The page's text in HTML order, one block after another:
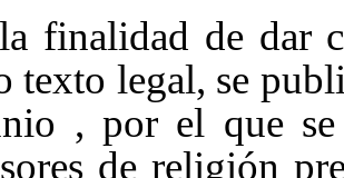
finalidad de dar
texto legal, se
, por el que
de religión